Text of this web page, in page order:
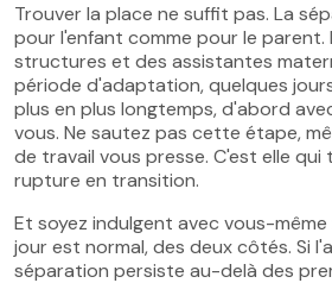
Trouver la place ne suffit pas. La
pour l'enfant comme pour le parent.
structures et des assistantes
période d'adaptation, quelques
plus en plus longtemps, d'abord
vous. Ne sautez pas cette étape,
de travail vous presse. C'est elle qui
rupture en transition.
Et soyez indulgent avec vous-
jour est normal, des deux côtés. Si
séparation persiste au-delà des